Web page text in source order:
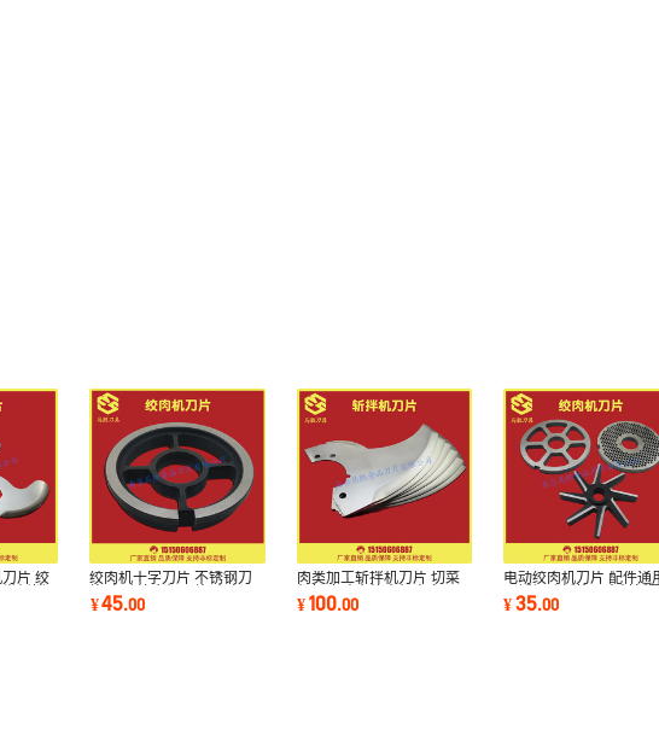
片 绞
斩拌
绞肉机十字刀片 不锈钢刀
片 电动绞肉机刀片 十字刀
片配件
¥45.00
肉类加工斩拌机刀片 切菜
机扒皮碎肉绞肉机大弯刀
厂家直销
¥100.00
电动绞肉机刀片 配件通
不锈钢孔板篦子出料板
绞肉机刀片
¥35.00